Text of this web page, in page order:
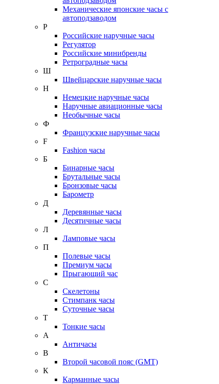
Механические японские часы с
автоподзаводом
Р
Российские наручные часы
Регулятор
Российские минибренды
Ретроградные часы
Ш
Швейцарские наручные часы
Н
Немецкие наручные часы
Наручные авиационные часы
Необычные часы
Ф
Французские наручные часы
F
Fashion часы
Б
Бинарные часы
Брутальные часы
Бронзовые часы
Барометр
Д
Деревянные часы
Десятичные часы
Л
Ламповые часы
П
Полевые часы
Премиум часы
Прыгающий час
С
Скелетоны
Стимпанк часы
Суточные часы
Т
Тонкие часы
А
Античасы
В
Второй часовой пояс (GMT)
К
Карманные часы